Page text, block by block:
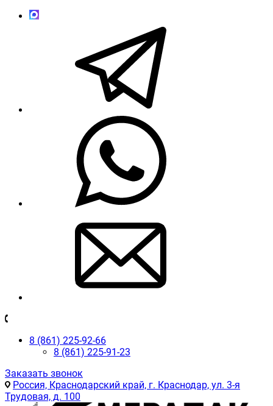
8 (861) 225-92-66
8 (861) 225-91-23
Заказать звонок
Россия, Краснодарский край, г. Краснодар, ул. 3-я
Трудовая, д. 100